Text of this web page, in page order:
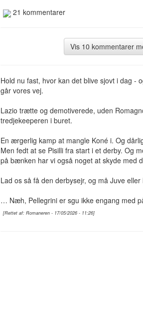
21 kommentarer
Vis 10 kommentarer
Hold nu fast, hvor kan det blive sjovt i dag -
går vores vej.
Lazio trætte og demotiverede, uden
tredjekeeperen i buret.
En ærgerlig kamp at mangle Koné i. Og
Men fedt at se Pisilli fra start i et derby. Og
på bænken har vi også noget at skyde med
Lad os så få den derbysejr, og må Juve
… Næh, Pellegrini er sgu ikke engang med
[Rettet af: Romaneren - 17/05/2026 - 11:26]